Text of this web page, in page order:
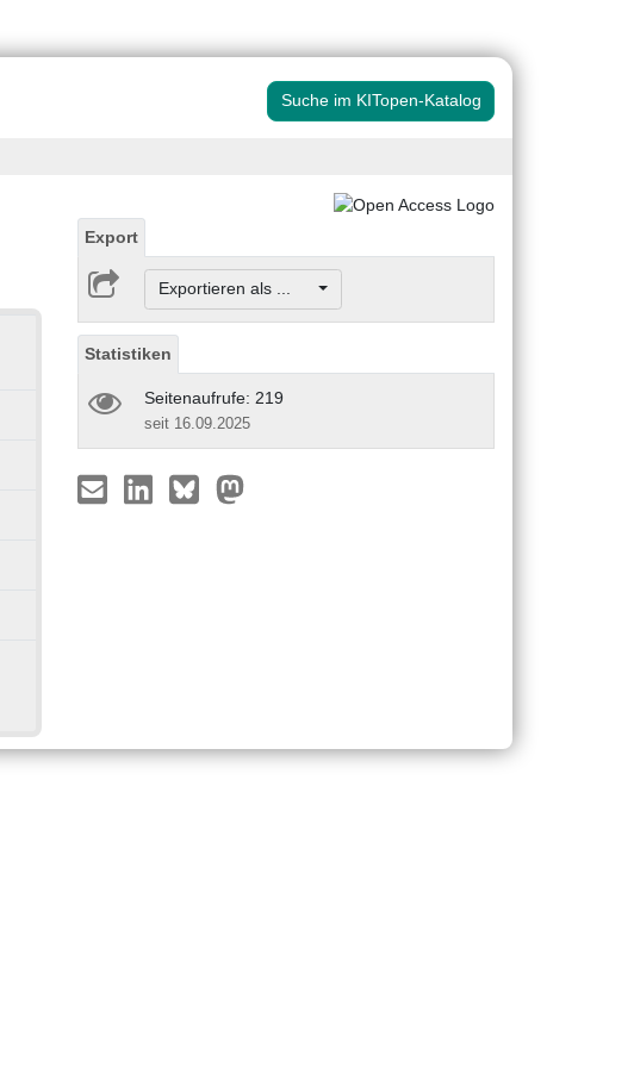
Suche im KITopen-Katalog
Export
Exportieren als ...
Statistiken
Seitenaufrufe: 219
seit 16.09.2025